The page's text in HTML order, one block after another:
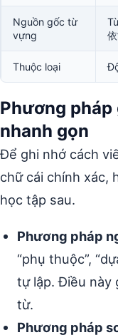
Nguồn gốc từ
vựng
依
Thuộc loại
Phương pháp
nhanh gọn
Để ghi nhớ cách
chữ cái chính xác,
học tập sau.
Phương pháp
“phụ thuộc”,
tự lập. Điều này
từ.
Phương pháp